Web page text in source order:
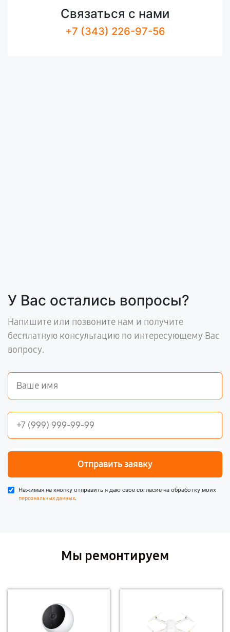
Связаться с нами
+7 (343) 226-97-56
У Вас остались вопросы?
Напишите или позвоните нам и получите
бесплатную консультацию по интересующему Вас
вопросу.
Отправить заявку
Нажимая на кнопку отправить я даю свое согласие на обработку моих
персональных данных.
Мы ремонтируем